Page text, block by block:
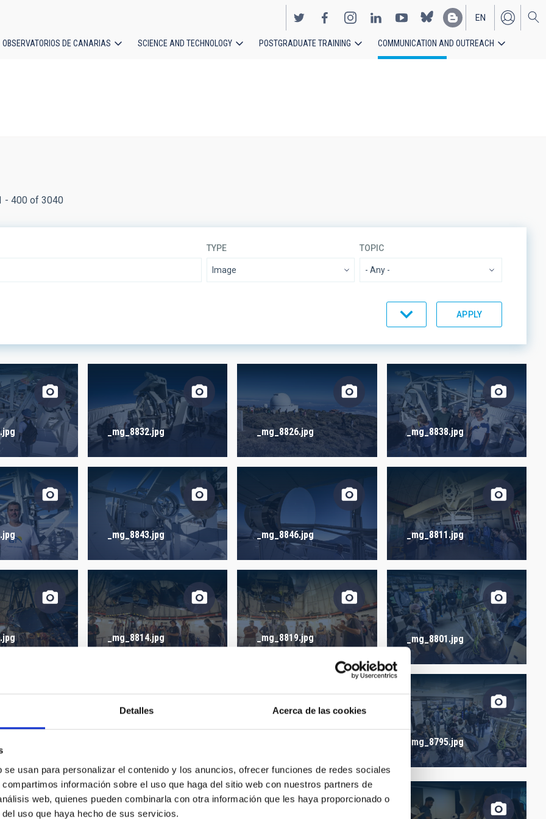
Detalles Acerca de las cookies
usan para personalizar el contenido y los anuncios, ofrecer funciones de redes sociales
información sobre el uso que haga del sitio web con nuestros partners de
web, quienes pueden combinarla con otra información que les haya proporcionado o
uso que haya hecho de sus servicios.
EN
ES
OBSERVATORIOS DE CANARIAS SCIENCE AND TECHNOLOGY POSTGRADUATE TRAINING COMMUNICATION AND OUTREACH
- 400 of 3040
TYPE TOPIC
- Any -
ON SORT BY ORDER
_mg_8832.jpg _mg_8826.jpg _mg_8838.jpg
_mg_8843.jpg _mg_8846.jpg _mg_8811.jpg
_mg_8814.jpg _mg_8819.jpg _mg_8801.jpg
_mg_8795.jpg